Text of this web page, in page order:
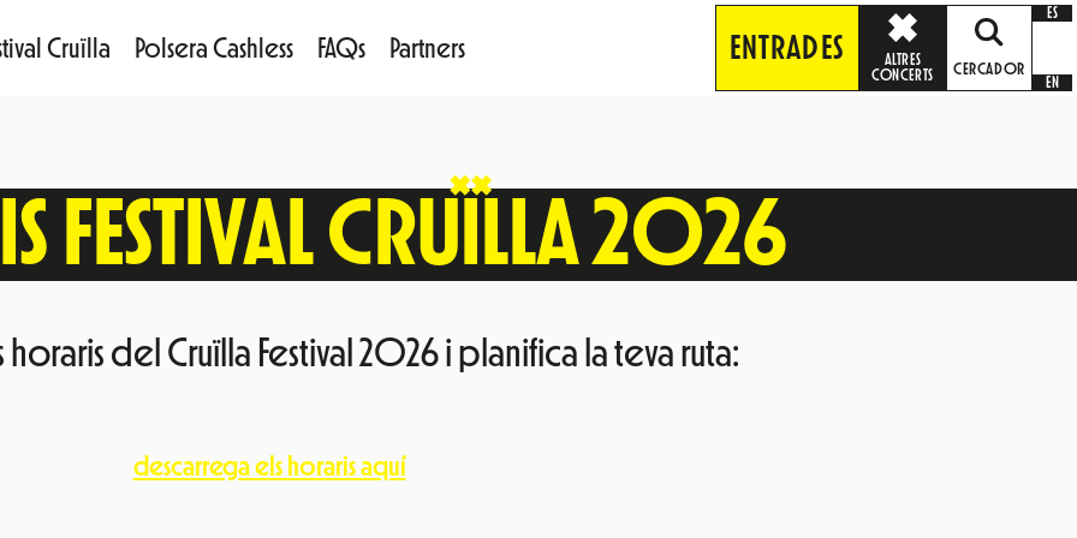
Cruïlla Polsera Cashless FAQs Partners ENTRADES
ALTRES
CONCERTS
CERCADOR
ES
EN
FESTIVAL CRUÏLLA 2026
del Cruïlla Festival 2026 i planifica la teva ruta:
descarrega els horaris aquí